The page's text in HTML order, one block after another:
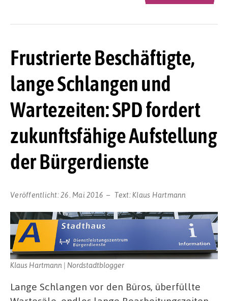
Frustrierte Beschäftigte,
lange Schlangen und
Wartezeiten: SPD fordert
zukunftsfähige Aufstellung
der Bürgerdienste
Veröffentlicht: 26. Mai 2016 Text: Klaus Hartmann
Klaus Hartmann | Nordstadtblogger
Lange Schlangen vor den Büros, überfüllte